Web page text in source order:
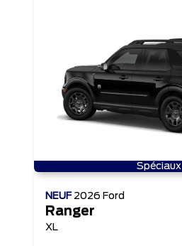
Spéciaux
NEUF 2026 Ford
Ranger
XL